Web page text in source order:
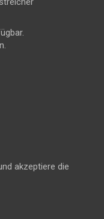
akzeptiere die